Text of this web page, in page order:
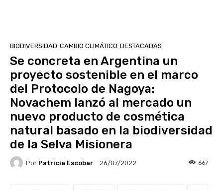
BIODIVERSIDAD CAMBIO CLIMÁTICO DESTACADAS
Se concreta en Argentina un
proyecto sostenible en el marco
del Protocolo de Nagoya:
Novachem lanzó al mercado un
nuevo producto de cosmética
natural basado en la biodiversidad
de la Selva Misionera
Por Patricia Escobar 26/07/2022 667